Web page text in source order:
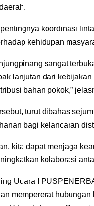
koordinasi
kehidupan
sangat
lanjutan dari
bahan pokok,”
turut dibahas
bagi kelancaran
kita dapat menjaga
kolaborasi
Udara I
mempererat